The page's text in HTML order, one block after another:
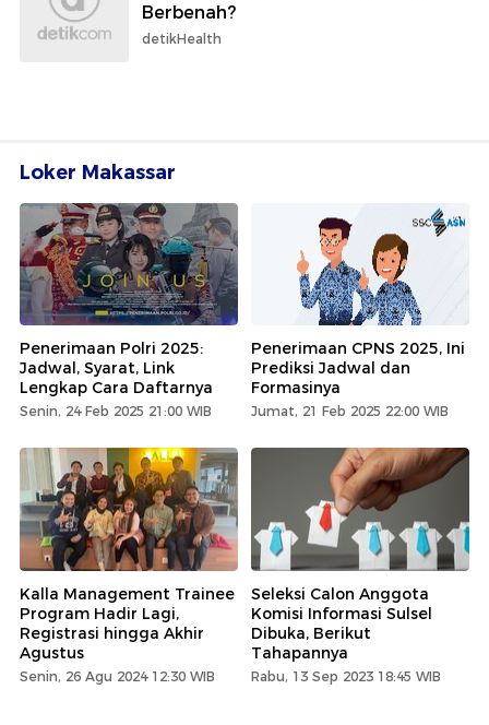
Berbenah?
detikHealth
Loker Makassar
Penerimaan Polri 2025:
Jadwal, Syarat, Link
Lengkap Cara Daftarnya
Senin, 24 Feb 2025 21:00 WIB
Penerimaan CPNS 2025, Ini
Prediksi Jadwal dan
Formasinya
Jumat, 21 Feb 2025 22:00 WIB
Kalla Management Trainee
Program Hadir Lagi,
Registrasi hingga Akhir
Agustus
Senin, 26 Agu 2024 12:30 WIB
Seleksi Calon Anggota
Komisi Informasi Sulsel
Dibuka, Berikut
Tahapannya
Rabu, 13 Sep 2023 18:45 WIB